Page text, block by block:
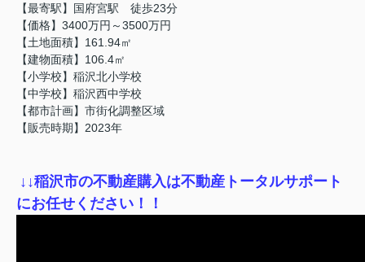
【最寄駅】国府宮駅 徒歩23分
【価格】3400万円～3500万円
【土地面積】161.94㎡
【建物面積】106.4㎡
【小学校】稲沢北小学校
【中学校】稲沢西中学校
【都市計画】市街化調整区域
【販売時期】2023年
↓ ↓稲沢市の不動産購入は不動産トータルサポート
にお任せください！！